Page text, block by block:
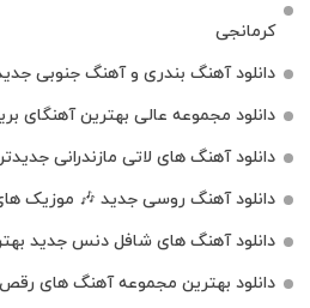
کرمانجی
دانلود آهنگ بندری و آهنگ جنوبی
دانلود مجموعه عالی بهترین
دانلود آهنگ‌ های لاتی مازندرانی
دانلود آهنگ روسی جدید 🎶 موزیک‌
دانلود آهنگ های شافل دنس جدید
دانلود بهترین مجموعه آهنگ های